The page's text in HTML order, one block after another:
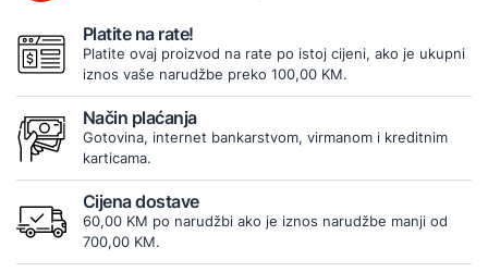
Platite na rate!
Platite ovaj proizvod na rate po istoj cijeni, ako je ukupni
iznos vaše narudžbe preko 100,00 KM.
Način plaćanja
Gotovina, internet bankarstvom, virmanom i kreditnim
karticama.
Cijena dostave
60,00 KM po narudžbi ako je iznos narudžbe manji od
700,00 KM.